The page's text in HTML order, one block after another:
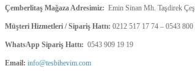
Çemberlitaş Mağaza Adresimiz: Emin Sinan Mh. Taşdirek
Müşteri Hizmetleri / Sipariş Hattı: 0212 517 17 74 – 0543 800
WhatsApp Sipariş Hattı: 0543 909 19 19
Email: info@tesbihevim.com